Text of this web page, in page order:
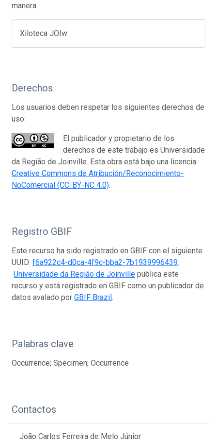
manera:
Xiloteca JOIw
Derechos
Los usuarios deben respetar los siguientes derechos de
uso:
El publicador y propietario de los
derechos de este trabajo es Universidade
da Região de Joinville. Esta obra está bajo una licencia
Creative Commons de Atribución/Reconocimiento-
NoComercial (CC-BY-NC 4.0).
Registro GBIF
Este recurso ha sido registrado en GBIF con el siguiente
UUID: f6a922c4-d0ca-4f9c-bba2-7b1939996439.
Universidade da Região de Joinville publica este
recurso y está registrado en GBIF como un publicador de
datos avalado por GBIF Brazil.
Palabras clave
Occurrence; Specimen; Occurrence
Contactos
João Carlos Ferreira de Melo Júnior